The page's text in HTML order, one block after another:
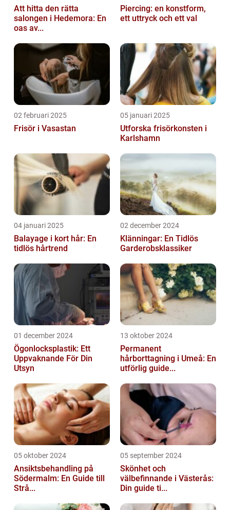
Att hitta den rätta
salongen i Hedemora: En
oas av...
Piercing: en konstform,
ett uttryck och ett val
02 februari 2025
Frisör i Vasastan
05 januari 2025
Utforska frisörkonsten i
Karlshamn
04 januari 2025
Balayage i kort hår: En
tidlös hårtrend
02 december 2024
Klänningar: En Tidlös
Garderobsklassiker
01 december 2024
Ögonlocksplastik: Ett
Uppvaknande För Din
Utsyn
13 oktober 2024
Permanent
hårborttagning i Umeå: En
utförlig guide...
05 oktober 2024
Ansiktsbehandling på
Södermalm: En Guide till
Strå...
05 september 2024
Skönhet och
välbefinnande i Västerås:
Din guide ti...